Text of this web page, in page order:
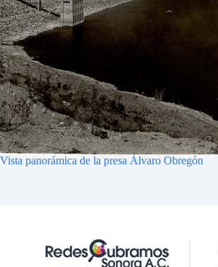
Vista panorámica de la presa Álvaro Obregón